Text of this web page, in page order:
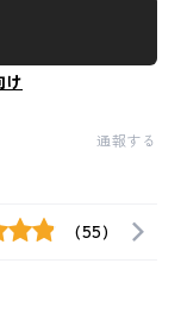
け
通報する
(55)